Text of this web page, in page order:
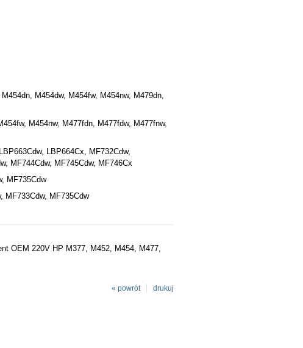
M454dw, M454fw, M454nw, M479dn,
M454nw, M477fdn, M477fdw, M477fnw,
LBP664Cx, MF732Cdw,
MF744Cdw, MF745Cdw, MF746Cx
MF735Cdw
MF733Cdw, MF735Cdw
OEM 220V HP M377, M452, M454, M477,
drukuj
« powrót